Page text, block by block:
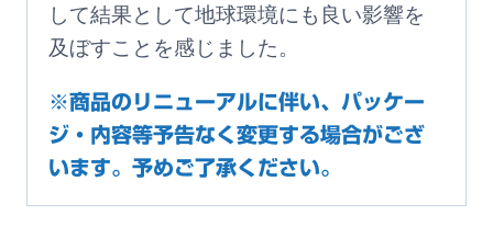
して結果として地球環境にも良い影響を
及ぼすことを感じました。
※商品のリニューアルに伴い、パッケー
ジ・内容等予告なく変更する場合がござ
います。予めご了承ください。